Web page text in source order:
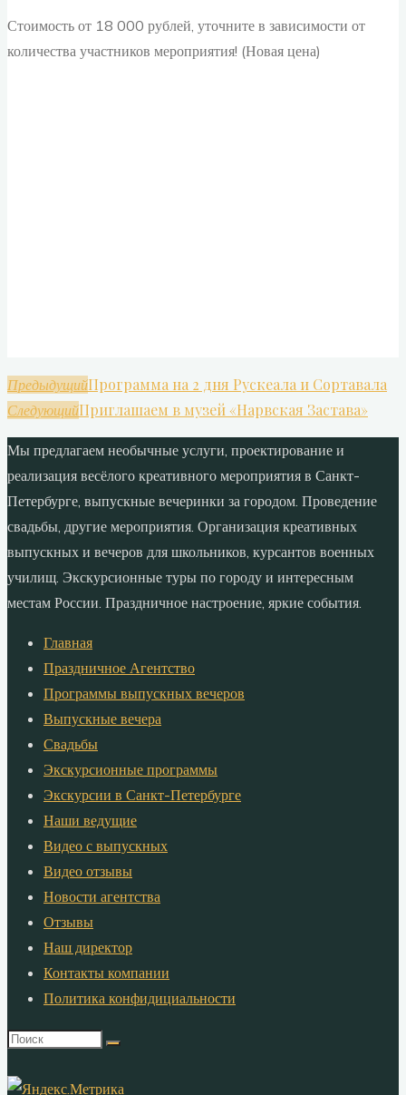
Стоимость от 18 000 рублей, уточните в зависимости от
количества участников мероприятия! (Новая цена)
ПредыдущийПрограмма на 2 дня Рускеала и Сортавала
СледующийПриглашаем в музей «Нарвская Застава»
Мы предлагаем необычные услуги, проектирование и
реализация весёлого креативного мероприятия в Санкт-
Петербурге, выпускные вечеринки за городом. Проведение
свадьбы, другие мероприятия. Организация креативных
выпускных и вечеров для школьников, курсантов военных
училищ. Экскурсионные туры по городу и интересным
местам России. Праздничное настроение, яркие события.
Главная
Праздничное Агентство
Программы выпускных вечеров
Выпускные вечера
Свадьбы
Экскурсионные программы
Экскурсии в Санкт-Петербурге
Наши ведущие
Видео с выпускных
Видео отзывы
Новости агентства
Отзывы
Наш директор
Контакты компании
Политика конфидициальности
Что